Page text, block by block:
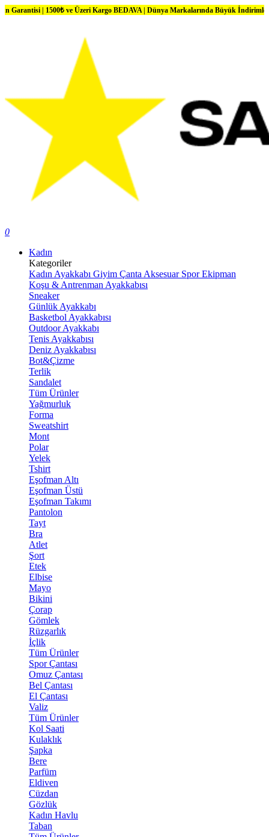
ve Üzeri Kargo BEDAVA | Dünya Markalarında Büyük İndirimler
0
Kadın
Kategoriler
Kadın Ayakkabı Giyim Çanta Aksesuar Spor Ekipman
Koşu & Antrenman Ayakkabısı
Sneaker
Günlük Ayakkabı
Basketbol Ayakkabısı
Outdoor Ayakkabı
Tenis Ayakkabısı
Deniz Ayakkabısı
Bot&Çizme
Terlik
Sandalet
Tüm Ürünler
Yağmurluk
Forma
Sweatshirt
Mont
Polar
Yelek
Tshirt
Eşofman Altı
Eşofman Üstü
Eşofman Takımı
Pantolon
Tayt
Bra
Atlet
Şort
Etek
Elbise
Mayo
Bikini
Çorap
Gömlek
Rüzgarlık
İçlik
Tüm Ürünler
Spor Çantası
Omuz Çantası
Bel Çantası
El Çantası
Valiz
Tüm Ürünler
Kol Saati
Kulaklık
Şapka
Bere
Parfüm
Eldiven
Cüzdan
Gözlük
Kadın Havlu
Taban